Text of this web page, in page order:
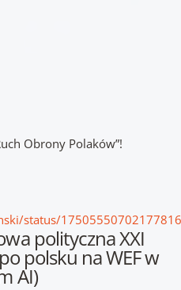
Obrony Polaków”!
status/
polityczna XXI
polsku na WEF w
AI)